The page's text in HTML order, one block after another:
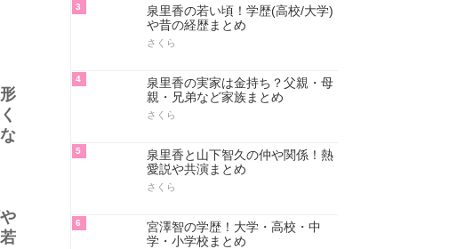
3
泉里香の若い頃！学歴(高校/大学)
や昔の経歴まとめ
さくら
4
泉里香の実家は金持ち？父親・母
親・兄弟など家族まとめ
さくら
5
泉里香と山下智久の仲や関係！熱
愛説や共演まとめ
さくら
6
宮澤智の学歴！大学・高校・中
学・小学校まとめ